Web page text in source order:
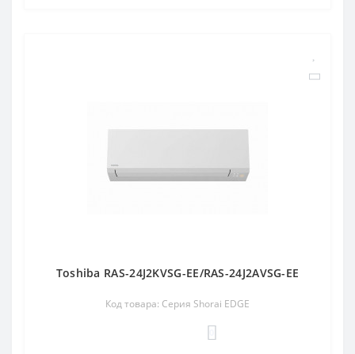
Toshiba RAS-24J2KVSG-EE/RAS-24J2AVSG-EE
Код товара: Серия Shorai EDGE